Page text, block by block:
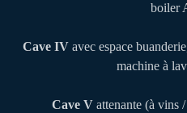
boiler
Cave IVavec espace
machine à
Cave V attenante (à vins